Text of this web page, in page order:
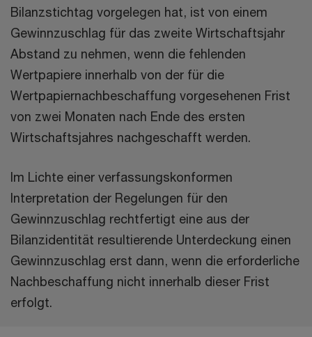
Bilanzstichtag vorgelegen hat, ist von einem
Gewinnzuschlag für das zweite Wirtschaftsjahr
Abstand zu nehmen, wenn die fehlenden
Wertpapiere innerhalb von der für die
Wertpapiernachbeschaffung vorgesehenen Frist
von zwei Monaten nach Ende des ersten
Wirtschaftsjahres nachgeschafft werden.
Im Lichte einer verfassungskonformen
Interpretation der Regelungen für den
Gewinnzuschlag rechtfertigt eine aus der
Bilanzidentität resultierende Unterdeckung einen
Gewinnzuschlag erst dann, wenn die erforderliche
Nachbeschaffung nicht innerhalb dieser Frist
erfolgt.